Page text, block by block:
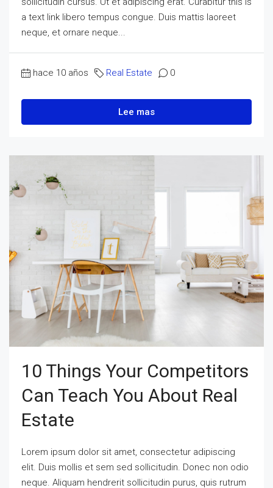
a text link libero tempus congue. Duis mattis laoreet
neque, et ornare neque...
hace 10 años Real Estate 0
Lee mas
10 Things Your Competitors
Can Teach You About Real
Estate
Lorem ipsum dolor sit amet, consectetur adipiscing
elit. Duis mollis et sem sed sollicitudin. Donec non odio
neque. Aliquam hendrerit sollicitudin purus, quis rutrum